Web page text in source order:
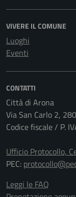
VIVERE IL COMUNE
Luoghi
Eventi
CONTATTI
Città di Arona
Via San Carlo 2,
Codice fiscale / P.
Ufficio Protocollo,
PEC:
Leggi le FAQ